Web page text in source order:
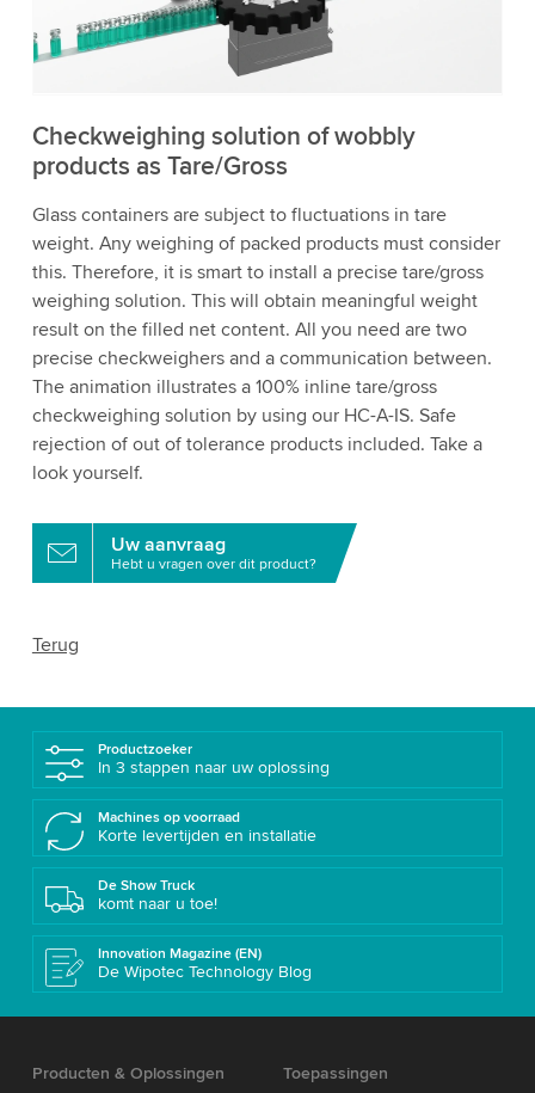
bekijken en de service te accepteren om deze
video te bekijken.
Checkweighing solution of wobbly
products as Tare/Gross
Glass containers are subject to fluctuations in tare
weight. Any weighing of packed products must consider
this. Therefore, it is smart to install a precise tare/gross
weighing solution. This will obtain meaningful weight
result on the filled net content. All you need are two
precise checkweighers and a communication between.
The animation illustrates a 100% inline tare/gross
checkweighing solution by using our HC-A-IS. Safe
rejection of out of tolerance products included. Take a
look yourself.
Uw aanvraag
Hebt u vragen over dit product?
Terug
Productzoeker
In 3 stappen naar uw oplossing
Machines op voorraad
Korte levertijden en installatie
De Show Truck
komt naar u toe!
Innovation Magazine (EN)
De Wipotec Technology Blog
Producten & Oplossingen
Toepassingen